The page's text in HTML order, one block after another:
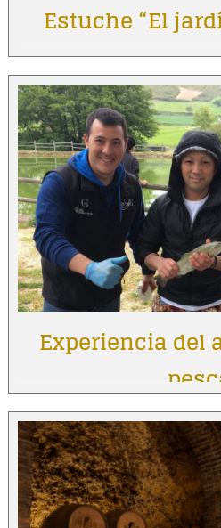
Estuche “El
Experiencia del